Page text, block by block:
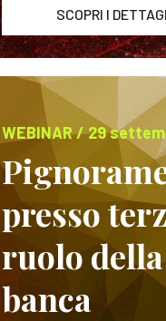
SCOPRI I
WEBINAR / 29
presso
ruolo della
banca